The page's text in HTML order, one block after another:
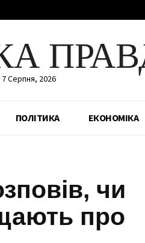
7 Серпня, 2026
ПОЛІТИКА ЕКОНОМІКА
чи
про